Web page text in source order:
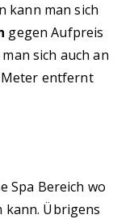
kann man sich
gegen Aufpreis
sich auch an
Meter entfernt
Spa Bereich wo
kann. Übrigens